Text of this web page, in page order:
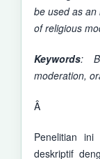
be used as
of religious
Keywords:
moderation,
Â
Penelitian ini
deskriptif